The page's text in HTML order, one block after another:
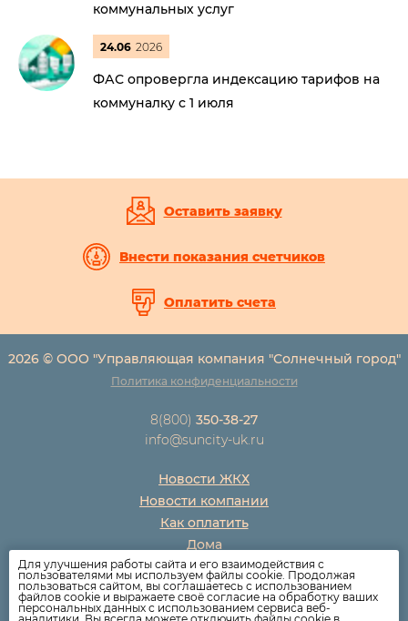
коммунальных услуг
24.06 2026
ФАС опровергла индексацию тарифов на
коммуналку с 1 июля
Оставить заявку
Внести показания счетчиков
Оплатить счета
2026 © ООО "Управляющая компания "Солнечный город"
Политика конфиденциальности
8(800) 350-38-27
info@suncity-uk.ru
Новости ЖКХ
Новости компании
Как оплатить
Дома
Раскрытие информации
Вопросы
Для улучшения работы сайта и его взаимодействия с
пользователями мы используем файлы cookie. Продолжая
пользоваться сайтом, вы соглашаетесь с использованием
файлов cookie и выражаете своё согласие на обработку ваших
персональных данных с использованием сервиса веб-